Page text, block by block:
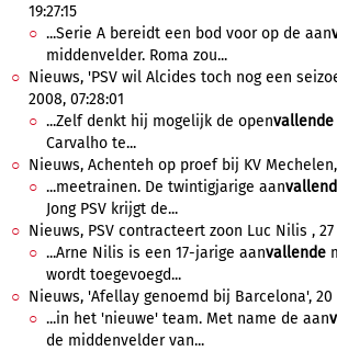
19:27:15
...Serie A bereidt een bod voor op de aan
middenvelder. Roma zou...
Nieuws, 'PSV wil Alcides toch nog een
2008, 07:28:01
...Zelf denkt hij mogelijk de openvallende
Carvalho te...
Nieuws, Achenteh op proef bij KV Mechelen,
...meetrainen. De twintigjarige aan
Jong PSV krijgt de...
Nieuws, PSV contracteert zoon Luc Nilis , 27
...Arne Nilis is een 17-jarige aanvallende
wordt toegevoegd...
Nieuws, 'Afellay genoemd bij Barcelona', 20
...in het 'nieuwe' team. Met name de aan
de middenvelder van...